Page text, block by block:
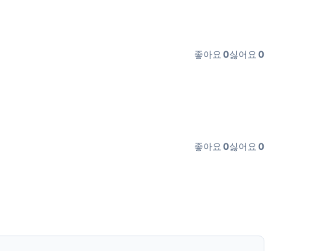
좋아요 0싫어요 0
좋아요0싫어요0